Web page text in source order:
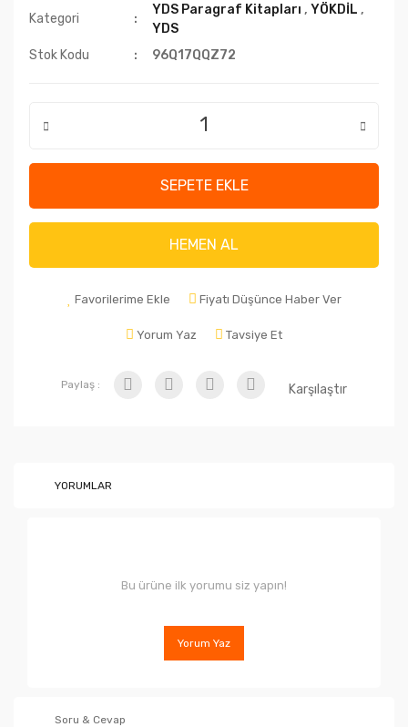
Kategori
YDS Paragraf Kitapları ,YÖKDİL ,
YDS
Stok Kodu
96Q17QQZ72
SEPETE EKLE
HEMEN AL
Favorilerime Ekle Fiyatı Düşünce Haber Ver
Yorum Yaz Tavsiye Et
Paylaş : Karşılaştır
YORUMLAR
Bu ürüne ilk yorumu siz yapın!
Yorum Yaz
Soru & Cevap